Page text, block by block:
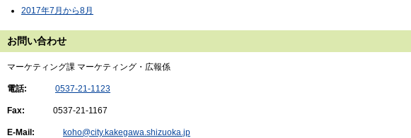
2017年7月から8月
お問い合わせ
マーケティング課 マーケティング・広報係
電話: 0537-21-1123
Fax: 0537-21-1167
E-Mail: koho@city.kakegawa.shizuoka.jp